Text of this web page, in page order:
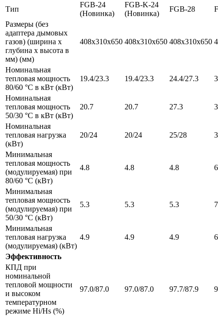
Тип
FGB-24
(Новинка)
FGB-K-24
(Новинка)
FGB-28
Размеры (без
адаптера дымовых
газов) (ширина х
глубина х высота в
мм) (мм)
408x310x650 408x310x650 408x310x650
Номинальная
тепловая мощность
80/60 °С в кВт (кВт)
19.4/23.3 19.4/23.3 24.4/27.3
Номинальная
тепловая мощность
50/30 °С в кВт (кВт)
20.7 20.7 27.3
Номинальная
тепловая нагрузка
(кВт)
20/24 20/24 25/28
Минимальная
тепловая мощность
(модулируемая) при
80/60 °C (кВт)
4.8 4.8 4.8
Минимальная
тепловая мощность
(модулируемая) при
50/30 °C (кВт)
5.3 5.3 5.3
Минимальная
тепловая нагрузка
(модулируемая) (кВт)
4.9 4.9 4.9
Эффективность
КПД при
номинальной
тепловой мощности
и высоком
температурном
режиме Hi/Hs (%)
97.0/87.0 97.0/87.0 97.7/87.9